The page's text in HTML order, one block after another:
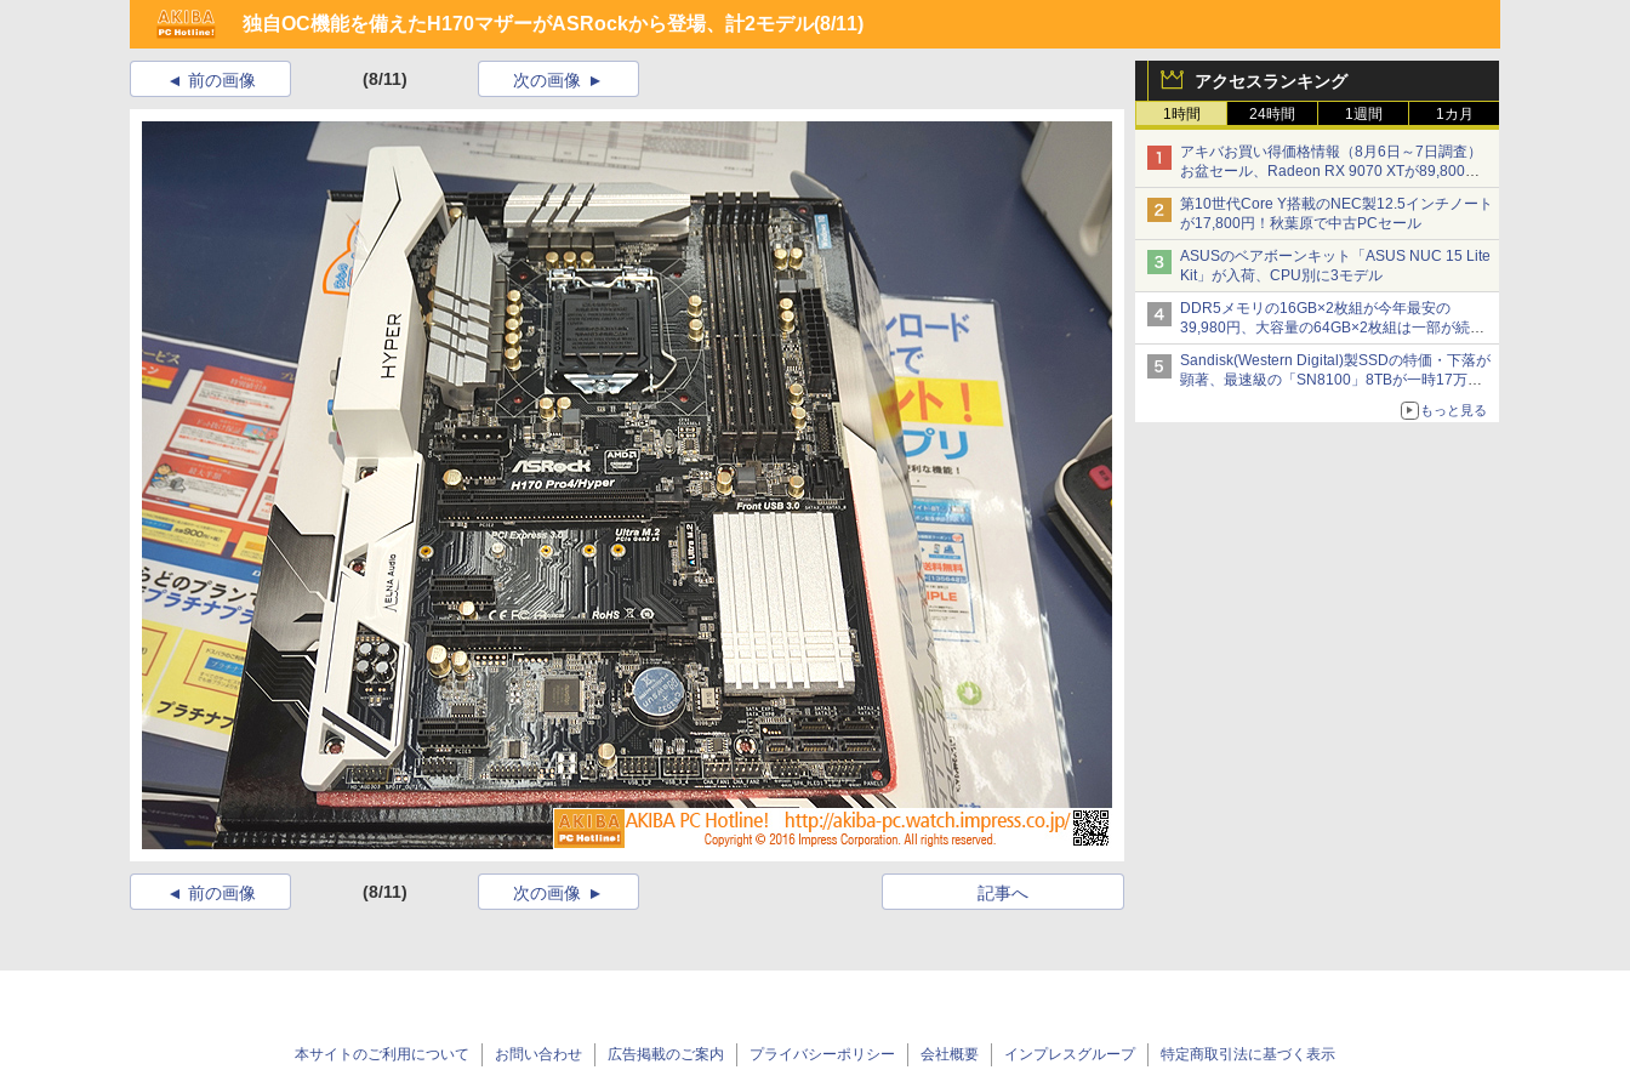
独自OC機能を備えたH170マザーがASRockから登場、計2モデル(8/11)
アクセスランキング
1時間 24時間 1週間 1カ月
アキバお買い得価格情報（8月6日～7日調査）
お盆セール、Radeon RX 9070 XTが89,800
円、水平周波数24.8kHz対応の17型モニターが
9,801円、暑さ指数連動セール ほか
第10世代Core Y搭載のNEC製12.5インチノート
が17,800円！秋葉原で中古PCセール
ASUSのベアボーンキット「ASUS NUC 15 Lite
Kit」が入荷、CPU別に3モデル
DDR5メモリの16GB×2枚組が今年最安の
39,980円、大容量の64GB×2枚組は一部が続騰
[8月前半のメモリ価格]
Sandisk(Western Digital)製SSDの特価・下落が
顕著、最速級の「SN8100」8TBが一時17万円
もっと見る
前の画像 (8/11) 次の画像
前の画像 (8/11) 記事へ
次の画像
本サイトのご利用について お問い合わせ 広告掲載のご案内 プライバシーポリシー 会社概要 インプレスグループ 特定商取引法に基づく表示